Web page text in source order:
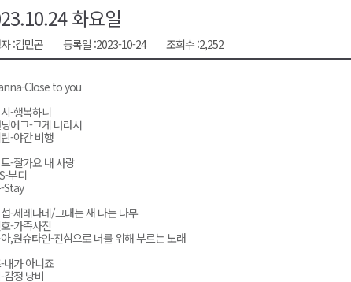
위 집중 단속
8일 개최
화요일
:김민곤 등록일 :2023-10-24 조회수 :2,252
Close to you
-행복하니
에그-그게 너라서
-야간 비행
-잘가요 내 사랑
부디
Stay
-세레나데/그대는 새 나는 나무
-가족사진
,원슈타인-진심으로 너를 위해 부르는 노래
내가 아니죠
감정 낭비